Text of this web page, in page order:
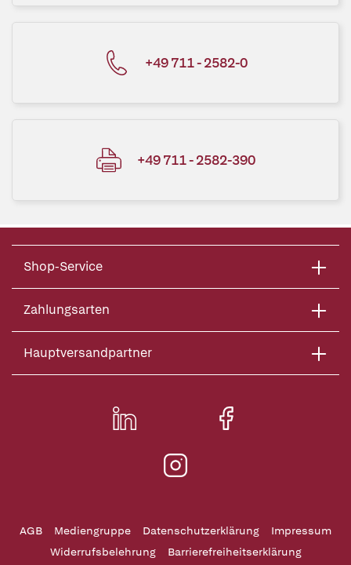
+49 711 - 2582-0
+49 711 - 2582-390
Shop-Service
Zahlungsarten
Hauptversandpartner
AGB Mediengruppe Datenschutzerklärung
Impressum
Widerrufsbelehrung
Barrierefreiheitserklärung